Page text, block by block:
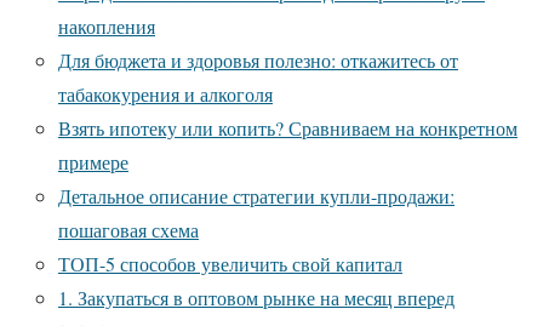
накопления
Для бюджета и здоровья полезно: откажитесь от
табакокурения и алкоголя
Взять ипотеку или копить? Сравниваем на конкретном
примере
Детальное описание стратегии купли-продажи:
пошаговая схема
ТОП-5 способов увеличить свой капитал
1. Закупаться в оптовом рынке на месяц вперед